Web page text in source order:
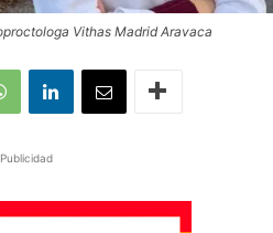
Vithas Madrid Aravaca
Publicidad